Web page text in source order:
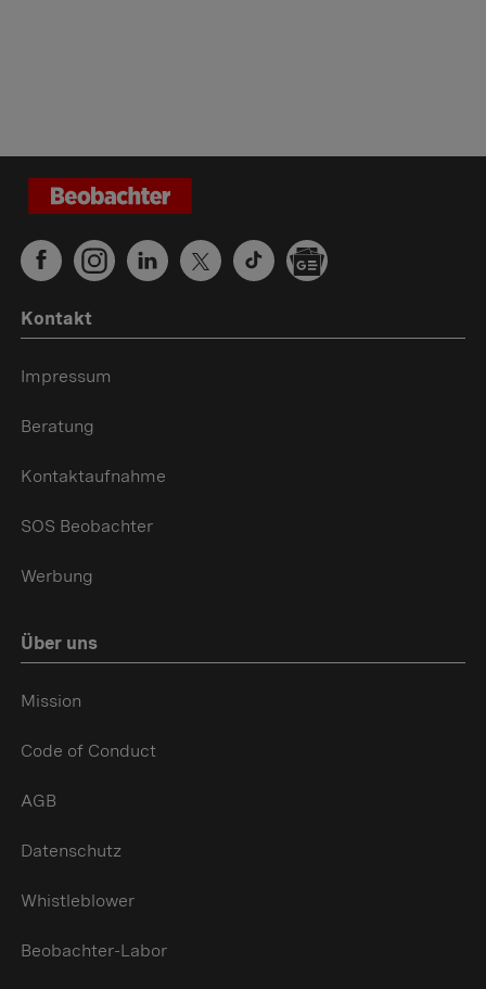
Kontakt
Impressum
Beratung
Kontaktaufnahme
SOS Beobachter
Werbung
Über uns
Mission
Code of Conduct
AGB
Datenschutz
Whistleblower
Beobachter-Labor